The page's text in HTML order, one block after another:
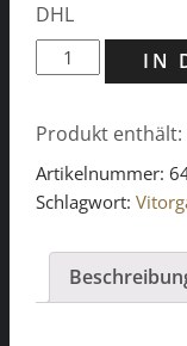
DHL
Neytest
Nr.16
Ampullen
5x2ml
Menge
IN
Produkt enthält:
Artikelnummer:
Schlagwort: